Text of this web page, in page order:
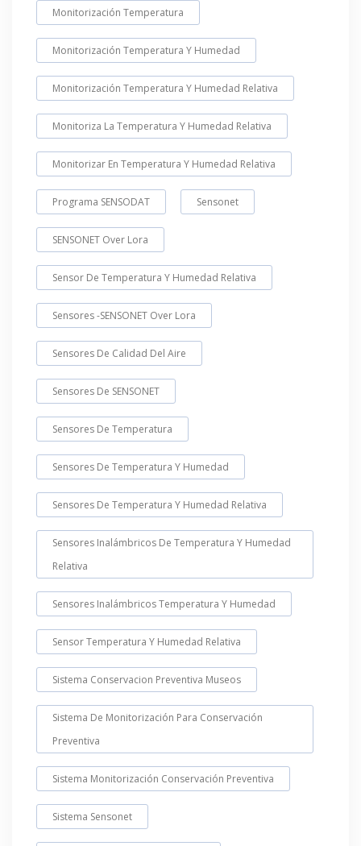
Monitorización Temperatura
Monitorización Temperatura Y Humedad
Monitorización Temperatura Y Humedad Relativa
Monitoriza La Temperatura Y Humedad Relativa
Monitorizar En Temperatura Y Humedad Relativa
Programa SENSODAT Sensonet
SENSONET Over Lora
Sensor De Temperatura Y Humedad Relativa
Sensores -SENSONET Over Lora
Sensores De Calidad Del Aire
Sensores De SENSONET
Sensores De Temperatura
Sensores De Temperatura Y Humedad
Sensores De Temperatura Y Humedad Relativa
Sensores Inalámbricos De Temperatura Y Humedad
Relativa
Sensores Inalámbricos Temperatura Y Humedad
Sensor Temperatura Y Humedad Relativa
Sistema Conservacion Preventiva Museos
Sistema De Monitorización Para Conservación
Preventiva
Sistema Monitorización Conservación Preventiva
Sistema Sensonet